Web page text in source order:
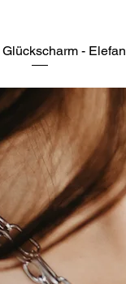
Schnellansicht -